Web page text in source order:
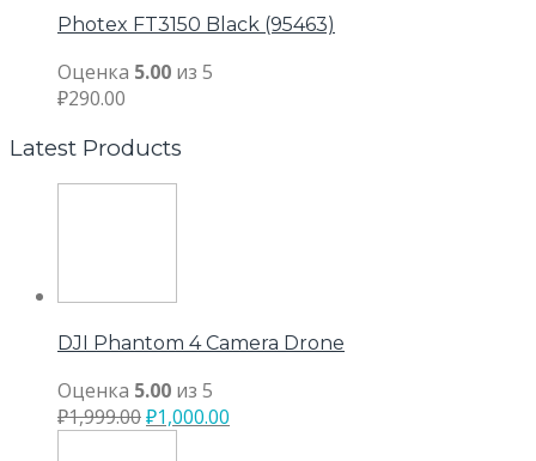
Photex FT3150 Black (95463)
Оценка 5.00 из 5
₽290.00
Latest Products
DJI Phantom 4 Camera Drone
Оценка 5.00 из 5
₽1,999.00₽1,000.00